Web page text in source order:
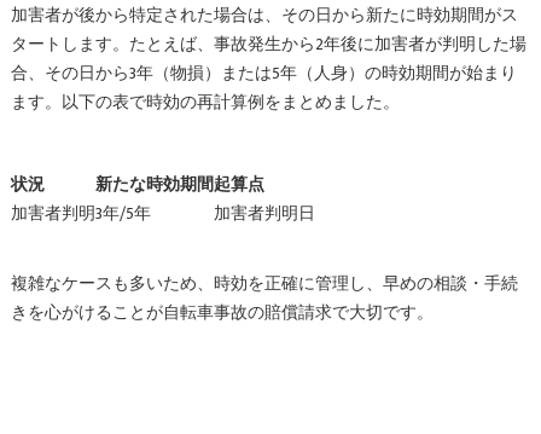
加害者が後から特定された場合は、その日から新たに時効期間がス
タートします。たとえば、事故発生から2年後に加害者が判明した場
合、その日から3年（物損）または5年（人身）の時効期間が始まり
ます。以下の表で時効の再計算例をまとめました。
状況 新たな時効期間起算点
加害者判明3年/5年 加害者判明日
複雑なケースも多いため、時効を正確に管理し、早めの相談・手続
きを心がけることが自転車事故の賠償請求で大切です。